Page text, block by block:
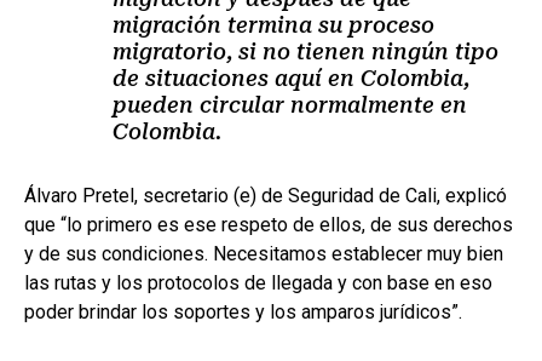
migración termina su proceso
migratorio, si no tienen ningún tipo
de situaciones aquí en Colombia,
pueden circular normalmente en
Colombia.
Álvaro Pretel, secretario (e) de Seguridad de Cali, explicó
que “lo primero es ese respeto de ellos, de sus derechos
y de sus condiciones. Necesitamos establecer muy bien
las rutas y los protocolos de llegada y con base en eso
poder brindar los soportes y los amparos jurídicos”.